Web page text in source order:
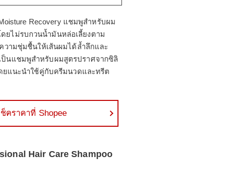
Recovery แชมพูสำหรับผม
ยไม่รบกวนน้ำมันหล่อเลี้ยงตาม
วามชุ่มชื้นให้เส้นผมได้ล้ำลึกและ
ป็นแชมพูสำหรับผมสูตรปราศจากซิลิ
ยแนะนำใช้คู่กับครีมนวดและทรีต
ช็คราคาที่ Shopee
Hair Care Shampoo